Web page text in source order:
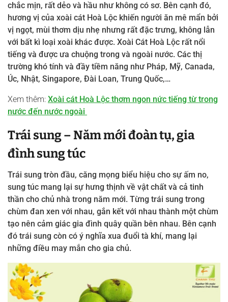
chắc mịn, rất dẻo và hầu như không có sơ. Bên cạnh đó,
hương vị của xoài cát Hoà Lộc khiến người ăn mê mẩn bởi
vị ngọt, mùi thơm dịu nhẹ nhưng rất đặc trưng, không lẫn
với bất kì loại xoài khác được. Xoài Cát Hoà Lộc rất nổi
tiếng và được ưa chuộng trong và ngoài nước. Các thị
trường khó tính và đầy tiềm năng như Pháp, Mỹ, Canada,
Úc, Nhật, Singapore, Đài Loan, Trung Quốc,…
Xem thêm: Xoài cát Hoà Lộc thơm ngon nức tiếng từ trong
nước đến nước ngoài
Trái sung – Năm mới đoàn tụ, gia
đình sung túc
Trái sung tròn đầu, căng mọng biểu hiệu cho sự ấm no,
sung túc mang lại sự hưng thịnh về vật chất và cả tinh
thần cho chủ nhà trong năm mới. Từng trái sung trong
chùm đan xen với nhau, gắn kết với nhau thành một chùm
tạo nên cảm giác gia đình quây quần bên nhau. Bên cạnh
đó trái sung còn có ý nghĩa xua đuổi tà khí, mang lại
những điều may mắn cho gia chủ.